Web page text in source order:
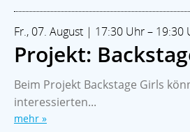
Fr., 07. August | 17:30 Uhr –
Projekt:
Beim Projekt Backstage Girls
interessierten...
mehr »